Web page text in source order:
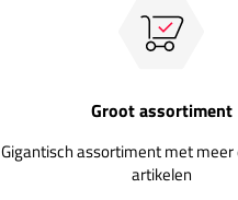
Groot assortiment
Gigantisch assortiment met meer
artikelen